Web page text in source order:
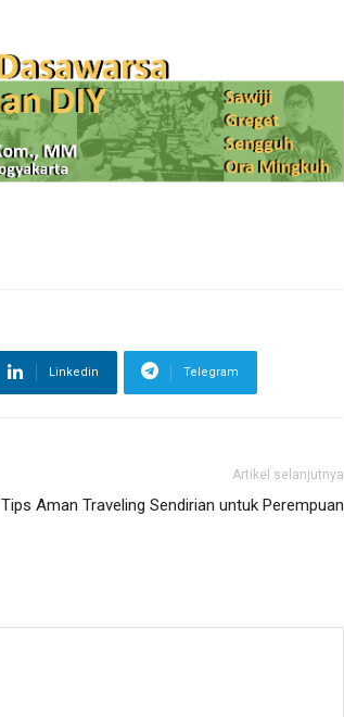
Linkedin Telegram
Artikel selanjutnya
Tips Aman Traveling Sendirian untuk Perempuan